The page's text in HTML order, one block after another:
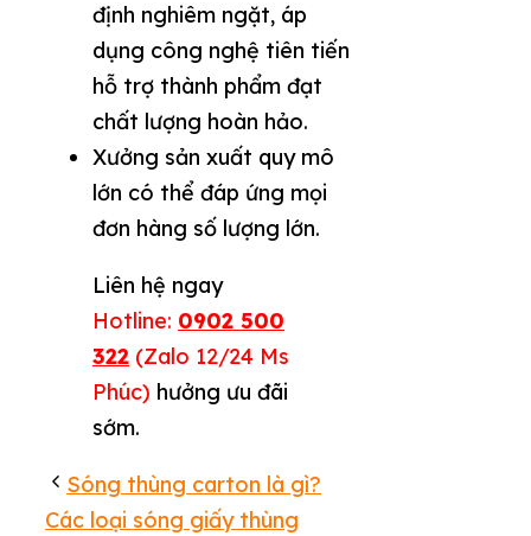
định nghiêm ngặt, áp
dụng công nghệ tiên tiến
hỗ trợ thành phẩm đạt
chất lượng hoàn hảo.
Xưởng sản xuất quy mô
lớn có thể đáp ứng mọi
đơn hàng số lượng lớn.
Liên hệ ngay
Hotline: 0902 500
322 (Zalo 12/24 Ms
Phúc) hưởng ưu đãi
sớm.
Sóng thùng carton là gì?
Các loại sóng giấy thùng